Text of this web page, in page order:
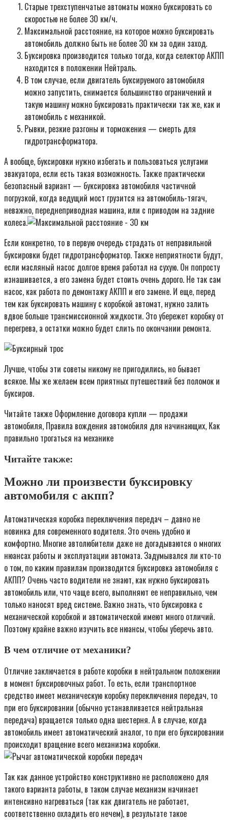
Старые трехступенчатые автоматы можно буксировать со
скоростью не более 30 км/ч.
Максимальной расстояние, на которое можно буксировать
автомобиль должно быть не более 30 км за один заход.
Буксировка производится только тогда, когда селектор АКПП
находится в положении Нейтраль.
В том случае, если двигатель буксируемого автомобиля
можно запустить, снимается большинство ограничений и
такую машину можно буксировать практически так же, как и
автомобиль с механикой.
Рывки, резкие разгоны и торможения — смерть для
гидротрансформатора.
А вообще, буксировки нужно избегать и пользоваться услугами
эвакуатора, если есть такая возможность. Также практически
безопасный вариант — буксировка автомобиля частичной
погрузкой, когда ведущий мост грузится на автомобиль-тягач,
неважно, переднеприводная машина, или с приводом на задние
колеса.
Если конкретно, то в первую очередь страдать от неправильной
буксировки будет гидротрансформатор. Также неприятности будут,
если масляный насос долгое время работал на сухую. Он попросту
изнашивается, а его замена будет стоить очень дорого. Не так сам
насос, как работа по демонтажу АКПП и его замене. И еще, перед
тем как буксировать машину с коробкой автомат, нужно залить
вдвое больше трансмиссионной жидкости. Это убережет коробку от
перегрева, а остатки можно будет слить по окончании ремонта.
Лучше, чтобы эти советы никому не пригодились, но бывает
всякое. Мы же желаем всем приятных путешествий без поломок и
буксиров.
Читайте также Оформление договора купли — продажи
автомобиля, Правила вождения автомобиля для начинающих, Как
правильно трогаться на механике
Читайте также:
Можно ли произвести буксировку
автомобиля с акпп?
Автоматическая коробка переключения передач – давно не
новинка для современного водителя. Это очень удобно и
комфортно. Многие автолюбители даже не догадываются о многих
нюансах работы и эксплуатации автомата. Задумывался ли кто-то
о том, по каким правилам производится буксировка автомобиля с
АКПП? Очень часто водители не знают, как нужно буксировать
автомобиль или, что чаще всего, выполняют ее неправильно, чем
только наносят вред системе. Важно знать, что буксировка с
механической коробкой и автоматической имеют много отличий.
Поэтому крайне важно изучить все нюансы, чтобы уберечь авто.
В чем отличие от механики?
Отличие заключается в работе коробки в нейтральном положении
в момент буксировочных работ. То есть, если транспортное
средство имеет механическую коробку переключения передач, то
при его буксировании (обычно устанавливается нейтральная
передача) вращается только одна шестерня. А в случае, когда
автомобиль имеет автоматический аналог, то при его буксировании
происходит вращение всего механизма коробки.
Так как данное устройство конструктивно не расположено для
такого варианта работы, в таком случае механизм начинает
интенсивно нагреваться (так как двигатель не работает,
соответственно охладить его нечем), в результате такое